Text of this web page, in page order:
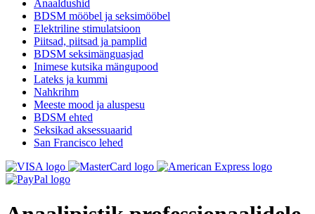
Anaaldushid
BDSM mööbel ja seksimööbel
Elektriline stimulatsioon
Piitsad, piitsad ja pamplid
BDSM seksimänguasjad
Inimese kutsika mängupood
Lateks ja kummi
Nahkrihm
Meeste mood ja aluspesu
BDSM ehted
Seksikad aksessuaarid
San Francisco lehed